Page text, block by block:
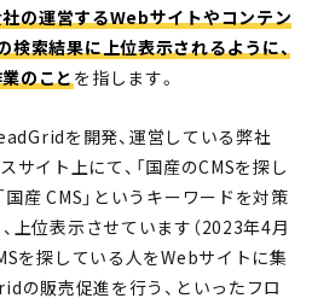
の運営するWebサイトやコンテン
検索結果に上位表示されるように、
のことを指します。
を開発、運営している弊社
サイト上にて、「国産のCMSを探し
国産 CMS」というキーワードを対策
上位表示させています（2023年4月
を探している人をWebサイトに集
の販売促進を行う、といったフロ